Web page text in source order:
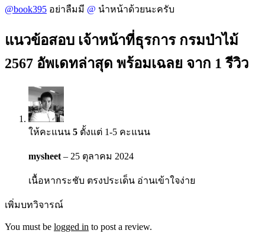
@book395 อย่าลืมมี @ นำหน้าด้วยนะครับ
แนวข้อสอบ เจ้าหน้าที่ธุรการ กรมป่าไม้
2567 อัพเดทล่าสุด พร้อมเฉลย จาก 1 รีวิว
ให้คะแนน 5 ตั้งแต่ 1-5 คะแนน
mysheet – 25 ตุลาคม 2024
เนื้อหากระชับ ตรงประเด็น อ่านเข้าใจง่าย
เพิ่มบทวิจารณ์
You must be logged in to post a review.